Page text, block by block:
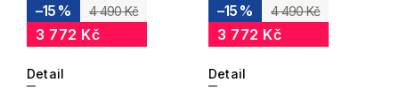
4 490 Kč
–15 %
3 772 Kč
Detail
4 490 Kč
–15 %
3 772 Kč
Detail